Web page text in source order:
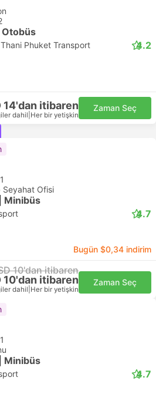
Phuket Transport 4.2
14'dan itibaren
dahil Her bir yetişkin
Zaman Seç
Seyahat Ofisi
Minibüs
4.7
Bugün $0,34 indirim
10'dan itibaren
10'dan itibaren
dahil Her bir yetişkin
Zaman Seç
Minibüs
4.7